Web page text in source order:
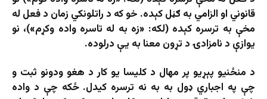
قانوني او الزامي به ګڼل کېده. خو که د راتلونکي زمان د فعل له
مخې به ترسره کېده (لکه: «زه به له تاسره واده وکړم»)، نو
يوازې د نامزادۍ د تړون معنا به يې درلوده.
د منځنيو پېړيو پر مهال د کليسا يو کار د هغو ودونو ثبت و
چې په اجباري ډول به به نه‌ ترسره کیدل. ځکه چې د واده